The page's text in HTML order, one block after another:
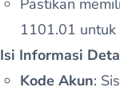
Pastikan
1101.01 untuk
Isi Informasi
Kode Akun: